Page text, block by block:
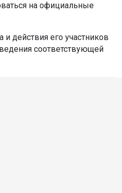
на официальные
и действия его участников
соответствующей